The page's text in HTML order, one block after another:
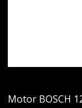
Motor BOSCH